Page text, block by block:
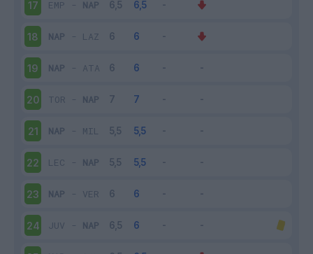
17 EMP - NAP
18 NAP - LAZ
19 NAP - ATA
20 TOR - NAP
21 NAP - MIL
22 LEC - NAP
23 NAP - VER
24 JUV - NAP